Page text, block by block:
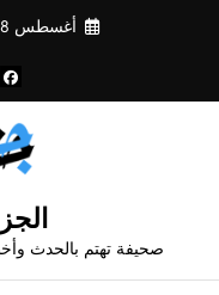
أغسطس 8, 2026
صحيفة تهتم بالحدث